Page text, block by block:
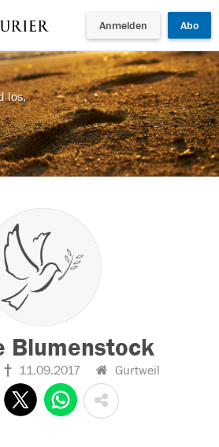
Anmelden Abo
los,
Blumenstock
11.09.2017 Gurtweil